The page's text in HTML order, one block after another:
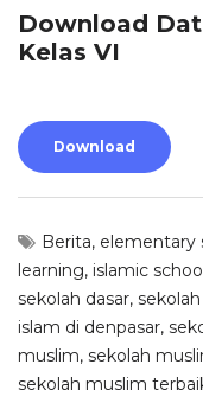
Download
Kelas VI
Download
Berita, elementary
learning, islamic
sekolah dasar,
islam di denpasar,
muslim, sekolah
sekolah muslim